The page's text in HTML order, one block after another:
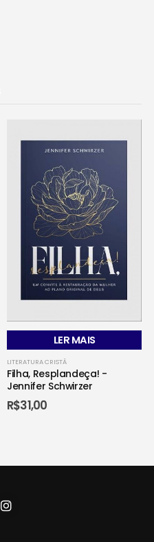
LER MAIS
LITERATURA CRISTÃ
Filha, Resplandeça! -
Jennifer Schwirzer
R$31,00